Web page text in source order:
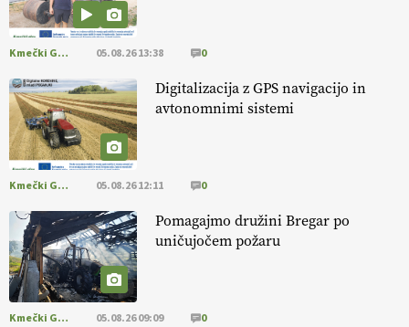
kmetijstvo brez škropljenja?
EKOloško = logično: ekološka kmetija
ALTENBAHER
EKOloško = logično: ekološko oljarstvo
MORGAN
EKOloško = logično: ekološka kmetija
FREŠER
KMETIJSKA LIGA PRVAKOV: POMLADITEV
KMETIJSKE EKIPE
Kmečki Glas 05.08.26 13:38 0
Digitalizacija z GPS navigacijo in
avtonomnimi sistemi
Kmečki Glas 05.08.26 12:11 0
Pomagajmo družini Bregar po
uničujočem požaru
Kmečki Glas 05.08.26 09:09 0